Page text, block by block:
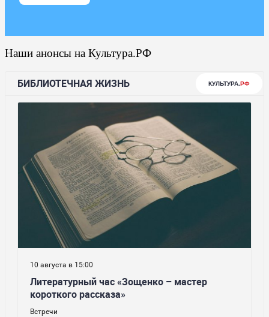
Наши анонсы на Культура.РФ